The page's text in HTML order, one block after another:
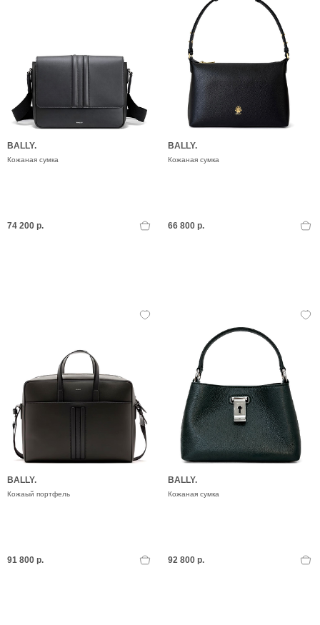
BALLY.
Кожаная сумка
74 200 р.
BALLY.
Кожаная сумка
66 800 р.
BALLY.
Кожаый портфель
91 800 р.
BALLY.
Кожаная сумка
92 800 р.